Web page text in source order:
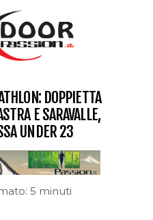
DOPPIETTA
E SARAVALLE,
UNDER 23
5 minuti